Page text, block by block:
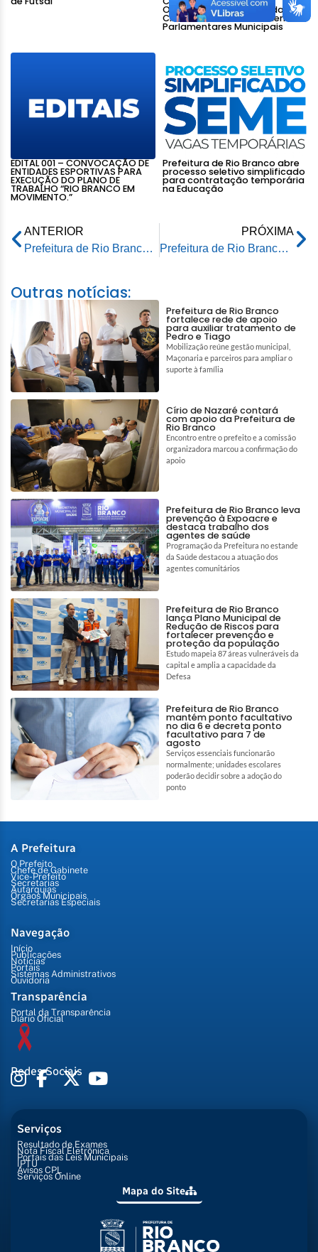
Organizações da Sociedade
Civil beneficiárias de Emendas
Parlamentares Municipais
EDITAL 001 – CONVOCAÇÃO DE
ENTIDADES ESPORTIVAS PARA
EXECUÇÃO DO PLANO DE
TRABALHO “RIO BRANCO EM
MOVIMENTO.”
Prefeitura de Rio Branco abre
processo seletivo simplificado
para contratação temporária
na Educação
ANTERIOR
Prefeitura de Rio Branco lamenta desmoronamento no bairro Preventório e reforça alerta sobre risco de novos incidentes na região
PRÓXIMA
Prefeitura de Rio Branco lamenta desmoronamento no bairro Preventório e reforça alerta sobre risco de novos incidentes na região
Outras notícias:
Prefeitura de Rio Branco
fortalece rede de apoio
para auxiliar tratamento de
Pedro e Tiago
Mobilização reúne gestão municipal,
Maçonaria e parceiros para ampliar o
suporte à família
Círio de Nazaré contará
com apoio da Prefeitura de
Rio Branco
Encontro entre o prefeito e a comissão
organizadora marcou a confirmação do
apoio
Prefeitura de Rio Branco leva
prevenção à Expoacre e
destaca trabalho dos
agentes de saúde
Programação da Prefeitura no estande
da Saúde destacou a atuação dos
agentes comunitários
Prefeitura de Rio Branco
lança Plano Municipal de
Redução de Riscos para
fortalecer prevenção e
proteção da população
Estudo mapeia 87 áreas vulneráveis da
capital e amplia a capacidade da
Defesa
Prefeitura de Rio Branco
mantém ponto facultativo
no dia 6 e decreta ponto
facultativo para 7 de
agosto
Serviços essenciais funcionarão
normalmente; unidades escolares
poderão decidir sobre a adoção do
ponto
A Prefeitura
O Prefeito
Chefe de Gabinete
Vice-Prefeito
Secretarias
Autarquias
Órgãos Municipais
Secretarias Especiais
Navegação
Início
Publicações
Notícias
Portais
Sistemas Administrativos
Ouvidoria
Transparência
Portal da Transparência
Diário Oficial
Redes Sociais
Serviços
Resultado de Exames
Nota Fiscal Eletrônica
Portais das Leis Municipais
IPTU
Avisos CPL
Serviços Online
Mapa do Site